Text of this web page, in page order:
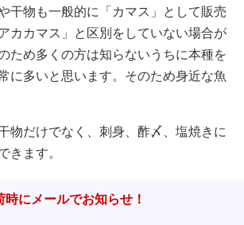
干物も一般的に「カマス」として販売
カカマス」と区別をしていない場合が
ため多くの方は知らないうちに本種を
に多いと思います。そのため身近な魚
物だけでなく、刺身、酢〆、塩焼きに
きます。
にメールでお知らせ！